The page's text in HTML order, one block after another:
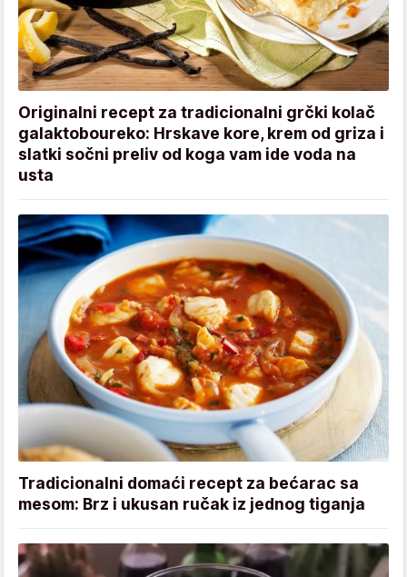
Originalni recept za tradicionalni grčki kolač
galaktoboureko: Hrskave kore, krem od griza i
slatki sočni preliv od koga vam ide voda na
usta
Tradicionalni domaći recept za bećarac sa
mesom: Brz i ukusan ručak iz jednog tiganja